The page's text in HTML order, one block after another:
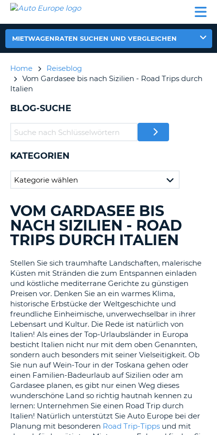
MIETWAGEN
WOHNMOBILE
AUTO
EUROPE
MIETWAGEN
WOHNMOBILE
PARTNER
HILFE
MEIN
KONTO
MEINE
DEUTSCHLAND
MIETWAGENRATEN SUCHEN UND VERGLEICHEN
Home
Reiseblog
Vom Gardasee bis nach Sizilien - Road Trips durch
Italien
BLOG-SUCHE
KATEGORIEN
DURCHSUCHE
BLOGS......
VOM GARDASEE BIS
NACH SIZILIEN - ROAD
TRIPS DURCH ITALIEN
Stellen Sie sich traumhafte Landschaften, malerische
Küsten mit Stränden die zum Entspannen einladen
und köstliche mediterrane Gerichte zu günstigen
Preisen vor. Denken Sie an ein warmes Klima,
historische Erbstücke der Weltgeschichte und
freundliche Einheimische, unverwechselbar in ihrer
Lebensart und Kultur. Die Rede ist natürlich von
Italien! Als eines der Top-Urlaubsländer in Europa
besticht Italien nicht nur mit dem oben Genannten,
sondern auch besonders mit seiner Vielseitigkeit. Ob
Sie nun auf Wein-Tour in der Toskana gehen oder
einen Familien-Badeurlaub auf Sizilien oder am
Gardasee planen, es gibt nur einen Weg dieses
wunderschöne Land so richtig hautnah kennen zu
lernen: Unternehmen Sie einen Road Trip durch
Italien! Natürlich unterstützt Sie Auto Europe bei der
Planung mit besonderen Road Trip-Tipps und mit